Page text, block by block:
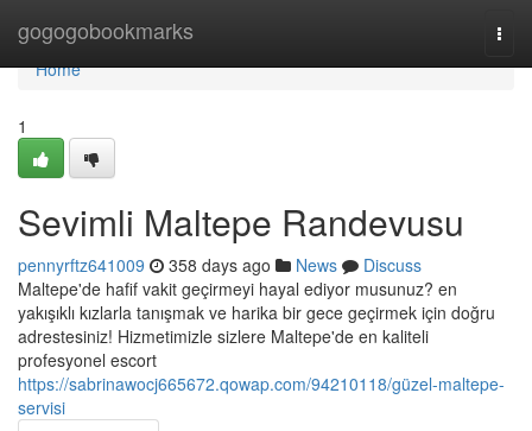
gogogobookmarks
Home
Home
1
Sevimli Maltepe Randevusu
pennyrftz641009 358 days ago News
Discuss
Maltepe'de hafif vakit geçirmeyi hayal ediyor musunuz? en
yakışıklı kızlarla tanışmak ve harika bir gece geçirmek için doğru
adrestesiniz! Hizmetimizle sizlere Maltepe'de en kaliteli
profesyonel escort
https://sabrinawocj665672.qowap.com/94210118/güzel-maltepe-
servisi